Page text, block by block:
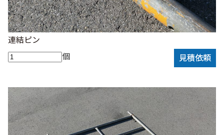
連結ピン
個
見積依頼